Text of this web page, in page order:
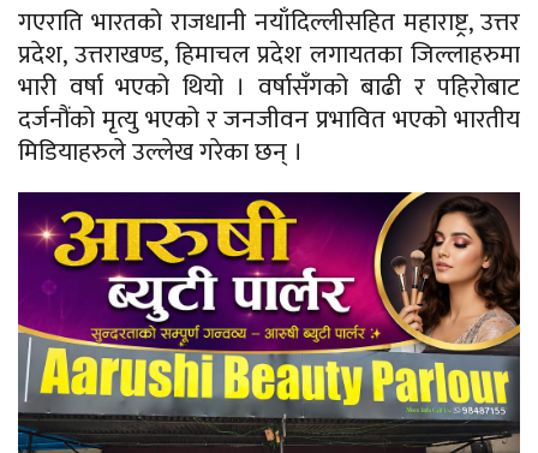
गएराति भारतको राजधानी नयाँदिल्लीसहित महाराष्ट्र, उत्तर
प्रदेश, उत्तराखण्ड, हिमाचल प्रदेश लगायतका जिल्लाहरुमा
भारी वर्षा भएको थियो । वर्षासँगको बाढी र पहिरोबाट
दर्जनौंको मृत्यु भएको र जनजीवन प्रभावित भएको भारतीय
मिडियाहरुले उल्लेख गरेका छन् ।